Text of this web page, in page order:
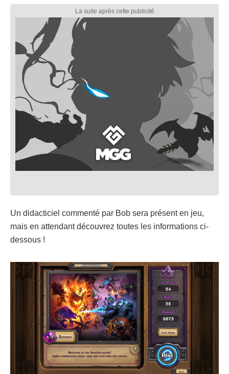
Un didacticiel commenté par Bob sera présent en jeu,
mais en attendant découvrez toutes les informations ci-
dessous !